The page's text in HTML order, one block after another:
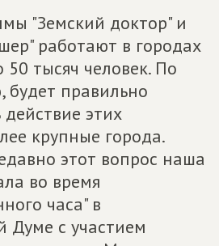
"Земский доктор" и
работают в городах
тысяч человек. По
правильно
этих
крупные города.
этот вопрос наша
во время
часа" в
Думе с участием